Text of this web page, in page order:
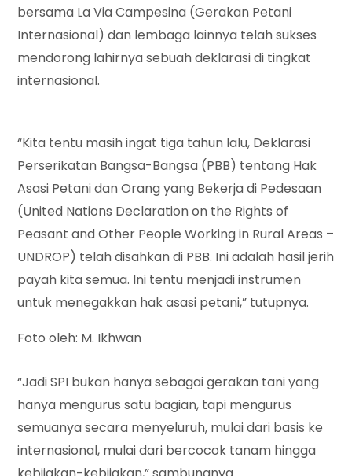
bersama La Via Campesina (Gerakan Petani
Internasional) dan lembaga lainnya telah sukses
mendorong lahirnya sebuah deklarasi di tingkat
internasional.
“Kita tentu masih ingat tiga tahun lalu, Deklarasi
Perserikatan Bangsa-Bangsa (PBB) tentang Hak
Asasi Petani dan Orang yang Bekerja di Pedesaan
(United Nations Declaration on the Rights of
Peasant and Other People Working in Rural Areas –
UNDROP) telah disahkan di PBB. Ini adalah hasil jerih
payah kita semua. Ini tentu menjadi instrumen
untuk menegakkan hak asasi petani,” tutupnya.
Foto oleh: M. Ikhwan
“Jadi SPI bukan hanya sebagai gerakan tani yang
hanya mengurus satu bagian, tapi mengurus
semuanya secara menyeluruh, mulai dari basis ke
internasional, mulai dari bercocok tanam hingga